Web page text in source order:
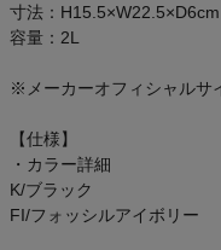
ご利用ガイド
クーポン一覧
商品レビュー
プロテイン・サプリメント
寸法：H15.5×W22.5×D6cm
容量：2L
※メーカーオフィシャルサ
【仕様】
・カラー詳細
K/ブラック
FI/フォッシルアイボリー